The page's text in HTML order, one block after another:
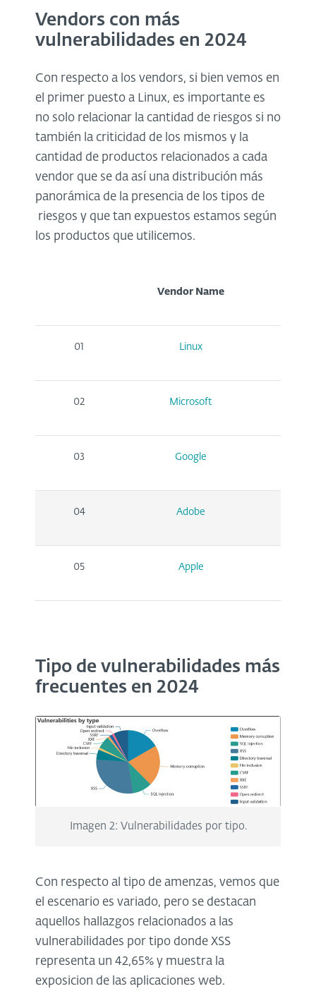
Vendors con más
vulnerabilidades en 2024
Con respecto a los vendors, si bien vemos en
el primer puesto a Linux, es importante es
no solo relacionar la cantidad de riesgos si no
también la criticidad de los mismos y la
cantidad de productos relacionados a cada
vendor que se da así una distribución más
panorámica de la presencia de los tipos de
riesgos y que tan expuestos estamos según
los productos que utilicemos.
Vendor Name
01 Linux
02 Microsoft
03 Google
04 Adobe
05 Apple
Tipo de vulnerabilidades más
frecuentes en 2024
Imagen 2: Vulnerabilidades por tipo.
Con respecto al tipo de amenzas, vemos que
el escenario es variado, pero se destacan
aquellos hallazgos relacionados a las
vulnerabilidades por tipo donde XSS
representa un 42,65% y muestra la
exposicion de las aplicaciones web.